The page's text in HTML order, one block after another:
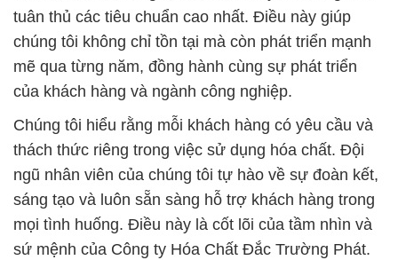
tuân thủ các tiêu chuẩn cao nhất. Điều này giúp
chúng tôi không chỉ tồn tại mà còn phát triển mạnh
mẽ qua từng năm, đồng hành cùng sự phát triển
của khách hàng và ngành công nghiệp.
Chúng tôi hiểu rằng mỗi khách hàng có yêu cầu và
thách thức riêng trong việc sử dụng hóa chất. Đội
ngũ nhân viên của chúng tôi tự hào về sự đoàn kết,
sáng tạo và luôn sẵn sàng hỗ trợ khách hàng trong
mọi tình huống. Điều này là cốt lõi của tầm nhìn và
sứ mệnh của Công ty Hóa Chất Đắc Trường Phát.